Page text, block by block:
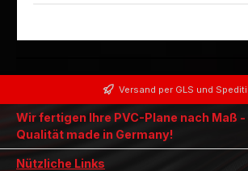
Versand per GLS und
Wir fertigen Ihre PVC-Plane nach Maß
Qualität made in Germany!
Nützliche Links